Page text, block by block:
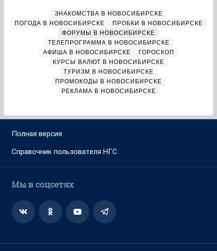
ЗНАКОМСТВА В НОВОСИБИРСКЕ
ПОГОДА В НОВОСИБИРСКЕ
ПРОБКИ В НОВОСИБИРСКЕ
ФОРУМЫ В НОВОСИБИРСКЕ
ТЕЛЕПРОГРАММА В НОВОСИБИРСКЕ
АФИША В НОВОСИБИРСКЕ
ГОРОСКОП
КУРСЫ ВАЛЮТ В НОВОСИБИРСКЕ
ТУРИЗМ В НОВОСИБИРСКЕ
ПРОМОКОДЫ В НОВОСИБИРСКЕ
РЕКЛАМА В НОВОСИБИРСКЕ
Полная версия
Справочник пользователя НГС
Мы в соцсетях